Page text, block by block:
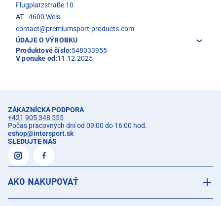
Flugplatzstraße 10
AT - 4600 Wels
contact@premiumsport-products.com
ÚDAJE O VÝROBKU
Produktové číslo:548033955
V ponuke od:11.12.2025
ZÁKAZNÍCKA PODPORA
+421 905 348 555
Počas pracovných dní od 09:00 do 16:00 hod.
eshop@intersport.sk
SLEDUJTE NÁS
AKO NAKUPOVAŤ